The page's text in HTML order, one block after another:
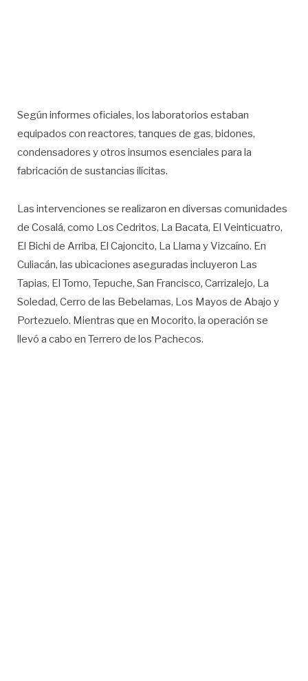
Según informes oficiales, los laboratorios estaban
equipados con reactores, tanques de gas, bidones,
condensadores y otros insumos esenciales para la
fabricación de sustancias ilícitas.
Las intervenciones se realizaron en diversas comunidades
de Cosalá, como Los Cedritos, La Bacata, El Veinticuatro,
El Bichi de Arriba, El Cajoncito, La Llama y Vizcaíno. En
Culiacán, las ubicaciones aseguradas incluyeron Las
Tapias, El Tomo, Tepuche, San Francisco, Carrizalejo, La
Soledad, Cerro de las Bebelamas, Los Mayos de Abajo y
Portezuelo. Mientras que en Mocorito, la operación se
llevó a cabo en Terrero de los Pachecos.